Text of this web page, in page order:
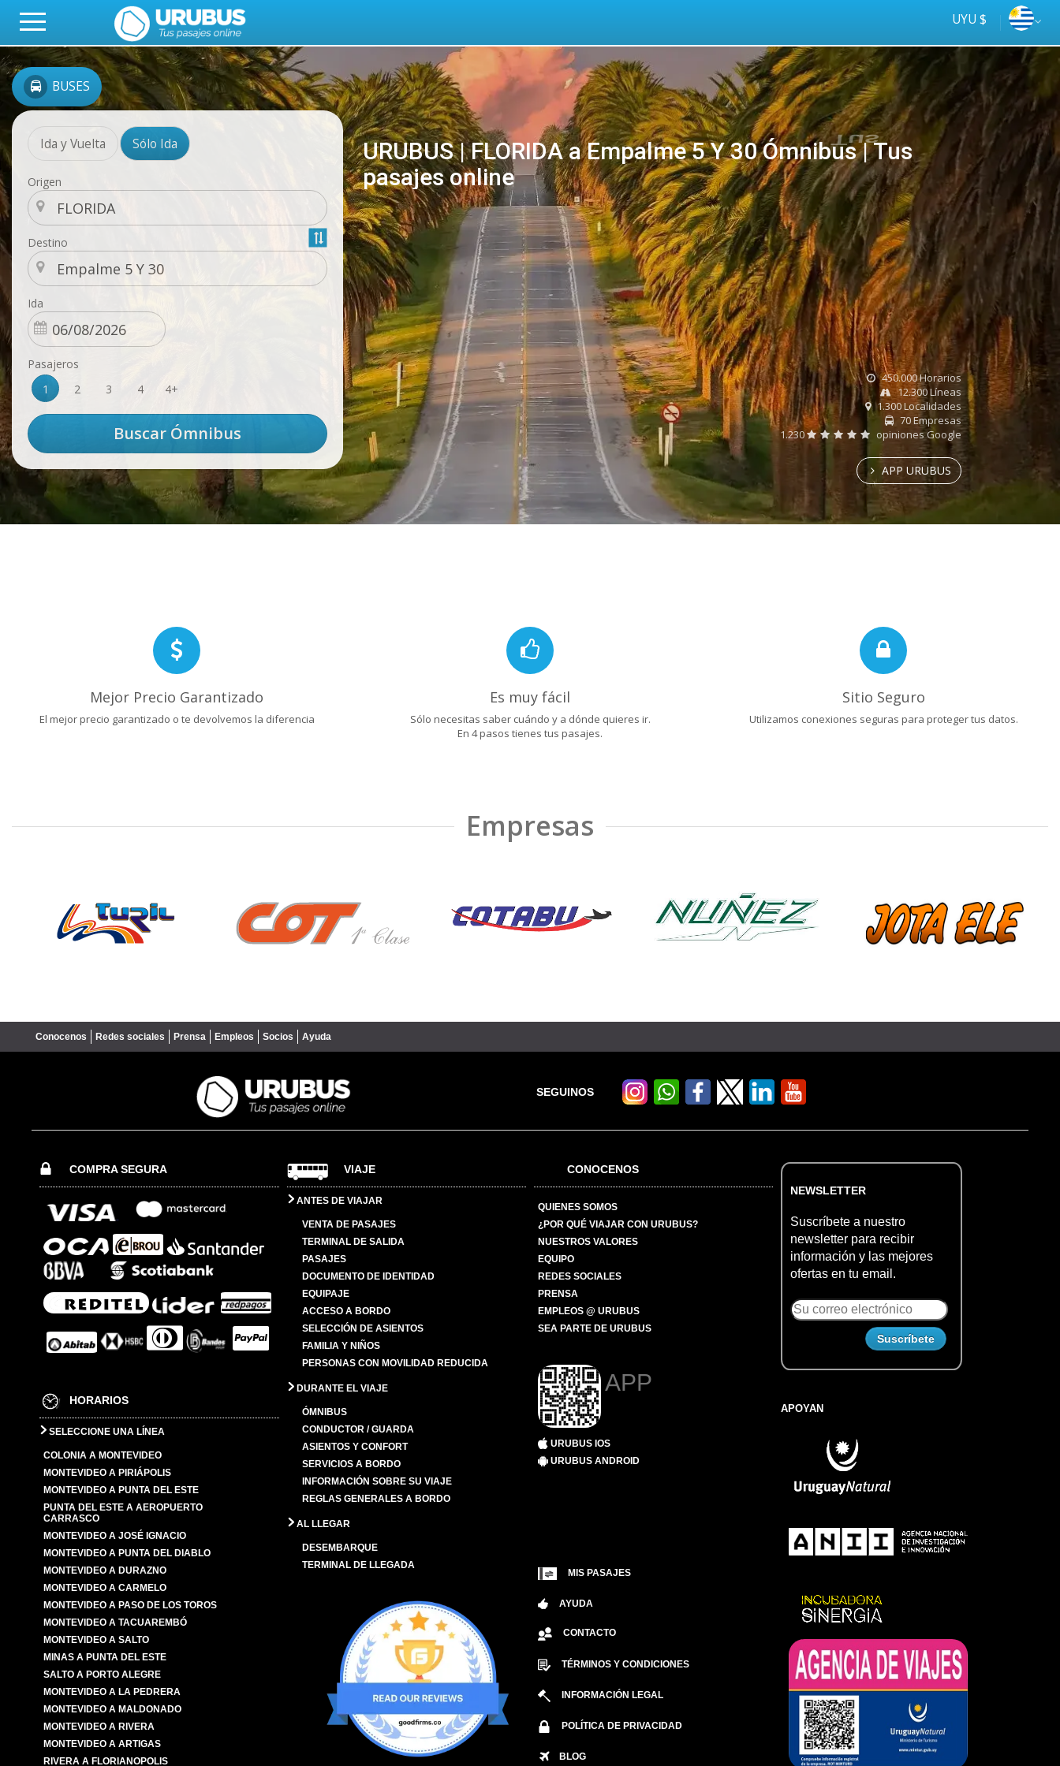
UYU $
BUSES
Ida y Vuelta Sólo Ida
Origen
Destino
Ida
Pasajeros
1
2 3 4 4+
URUBUS | FLORIDA a Empalme 5 Y 30 Ómnibus | Tus
pasajes online
online
Tus
ómnibus
450.000 Horarios
12.300 Líneas
1.300 Localidades
70 Empresas
1.230
opiniones Google
APP URUBUS
Mejor Precio Garantizado
El mejor precio garantizado o te devolvemos la diferencia
Es muy fácil
Sólo necesitas saber cuándo y a dónde quieres ir.
En 4 pasos tienes tus pasajes.
Sitio Seguro
Utilizamos conexiones seguras para proteger tus datos.
Empresas
Conocenos Redes sociales Prensa Empleos Socios Ayuda
SEGUINOS
COMPRA SEGURA
HORARIOS
SELECCIONE UNA LÍNEA
COLONIA A MONTEVIDEO
MONTEVIDEO A PIRIÁPOLIS
MONTEVIDEO A PUNTA DEL ESTE
PUNTA DEL ESTE A AEROPUERTO
CARRASCO
MONTEVIDEO A JOSÉ IGNACIO
MONTEVIDEO A PUNTA DEL DIABLO
MONTEVIDEO A DURAZNO
MONTEVIDEO A CARMELO
MONTEVIDEO A PASO DE LOS TOROS
MONTEVIDEO A TACUAREMBÓ
MONTEVIDEO A SALTO
MINAS A PUNTA DEL ESTE
SALTO A PORTO ALEGRE
MONTEVIDEO A LA PEDRERA
MONTEVIDEO A MALDONADO
MONTEVIDEO A RIVERA
MONTEVIDEO A ARTIGAS
RIVERA A FLORIANOPOLIS
VIAJE
ANTES DE VIAJAR
VENTA DE PASAJES
TERMINAL DE SALIDA
PASAJES
DOCUMENTO DE IDENTIDAD
EQUIPAJE
ACCESO A BORDO
SELECCIÓN DE ASIENTOS
FAMILIA Y NIÑOS
PERSONAS CON MOVILIDAD REDUCIDA
DURANTE EL VIAJE
ÓMNIBUS
CONDUCTOR / GUARDA
ASIENTOS Y CONFORT
SERVICIOS A BORDO
INFORMACIÓN SOBRE SU VIAJE
REGLAS GENERALES A BORDO
AL LLEGAR
DESEMBARQUE
TERMINAL DE LLEGADA
CONOCENOS
QUIENES SOMOS
¿POR QUÉ VIAJAR CON URUBUS?
NUESTROS VALORES
EQUIPO
REDES SOCIALES
PRENSA
EMPLEOS @ URUBUS
SEA PARTE DE URUBUS
APP
URUBUS IOS
URUBUS ANDROID
MIS PASAJES
AYUDA
CONTACTO
TÉRMINOS Y CONDICIONES
INFORMACIÓN LEGAL
POLÍTICA DE PRIVACIDAD
BLOG
NEWSLETTER
Suscríbete a nuestro
newsletter para recibir
información y las mejores
ofertas en tu email.
APOYAN